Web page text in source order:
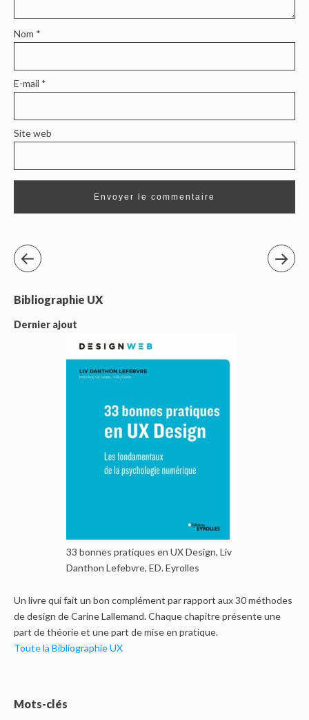
Nom *
E-mail *
Site web
Bibliographie UX
Dernier ajout
33 bonnes pratiques en UX Design, Liv
Danthon Lefebvre, ED. Eyrolles
Un livre qui fait un bon complément par rapport aux 30 méthodes
de design de Carine Lallemand. Chaque chapitre présente une
part de théorie et une part de mise en pratique.
Toute la Bibliographie UX
Mots-clés